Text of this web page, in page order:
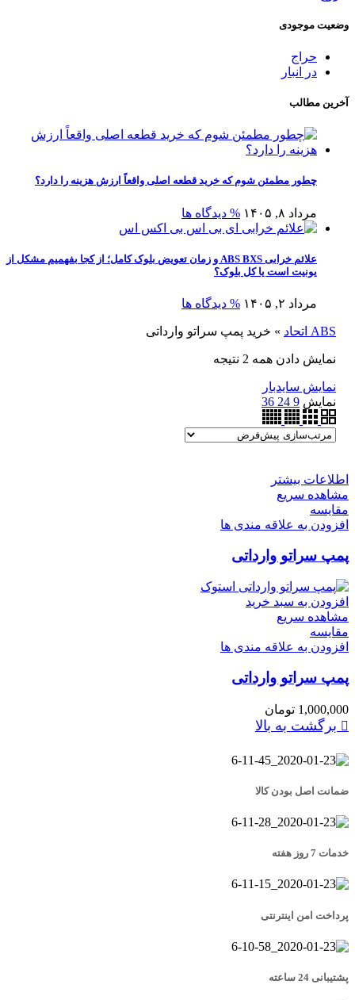
وضعیت موجودی
حراج
در انبار
آخرین مطالب
چطور مطمئن شوم که خرید قطعه اصلی واقعاً ارزش هزینه را دارد؟
مرداد ۸, ۱۴۰۵ % دیدگاه ها
علائم خرابی ABS BXS و زمان تعویض بلوک کامل؛ از کجا بفهمیم مشکل از
یونیت است یا کل بلوک؟
مرداد ۲, ۱۴۰۵ % دیدگاه ها
ABS اتحاد » خرید پمپ سراتو وارداتی
نمایش دادن همه 2 نتیجه
نمایش سایدبار
نمایش 9
24
36
اطلاعات بیشتر
مشاهده سریع
مقایسه
افزودن به علاقه مندی ها
پمپ سراتو وارداتی
افزودن به سبد خرید
مشاهده سریع
مقایسه
افزودن به علاقه مندی ها
پمپ سراتو وارداتی
1,000,000 تومان
برگشت به بالا
ضمانت اصل بودن کالا
خدمات 7 روز هفته
پرداخت امن اینترنتی
پشتیبانی 24 ساعته